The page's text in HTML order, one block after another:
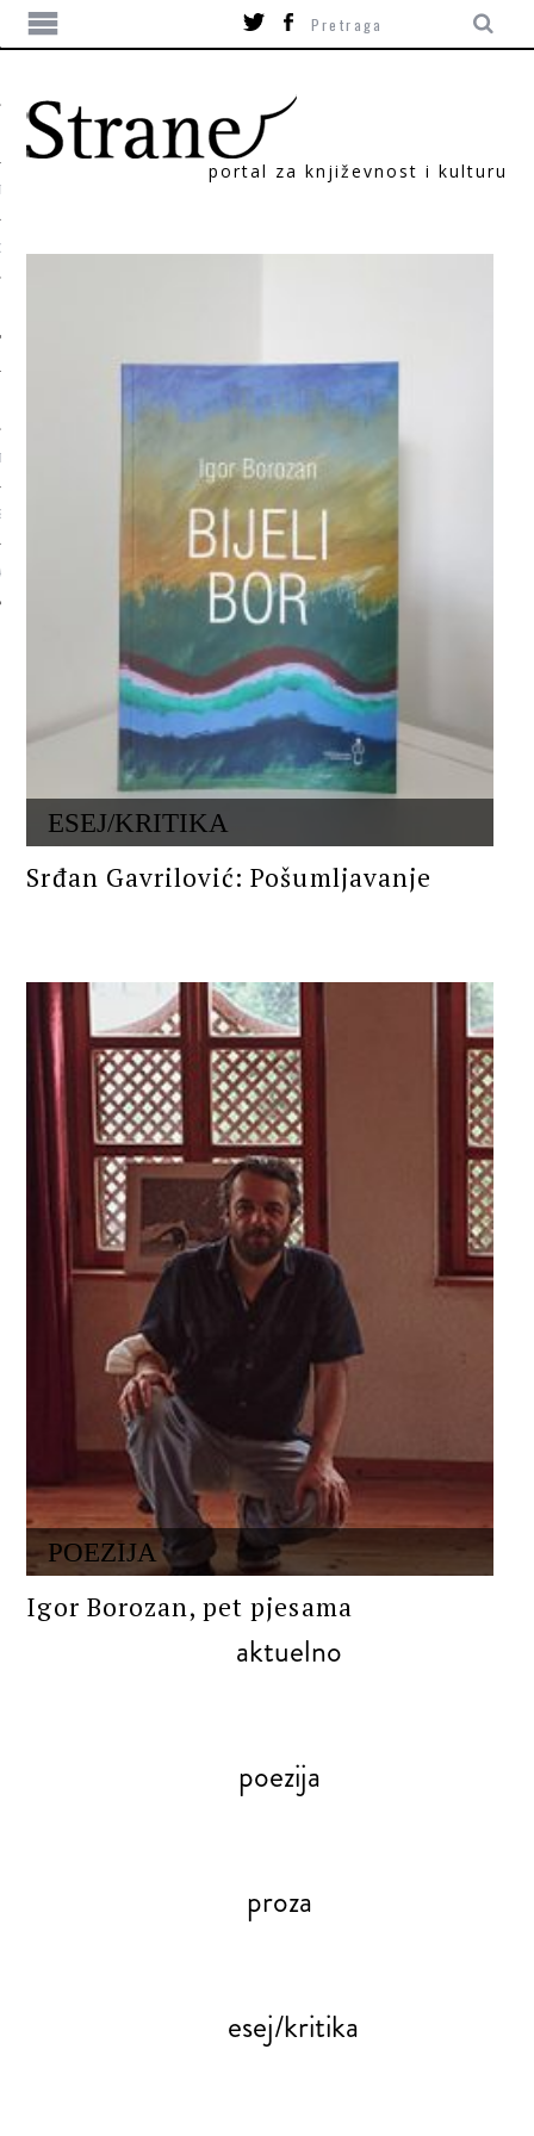
portal za književnost i kulturu
ESEJ/KRITIKA
Srđan Gavrilović: Pošumljavanje
POEZIJA
Igor Borozan, pet pjesama
aktuelno
poezija
proza
esej/kritika